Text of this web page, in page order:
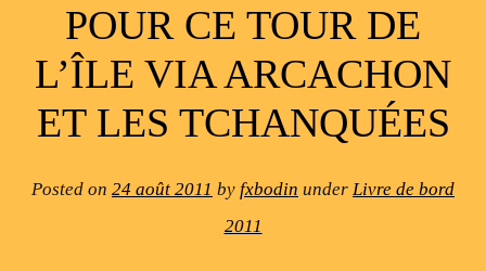
POUR CE TOUR DE
L’ÎLE VIA ARCACHON
ET LES TCHANQUÉES
Posted on 24 août 2011 by fxbodin under Livre de bord
2011